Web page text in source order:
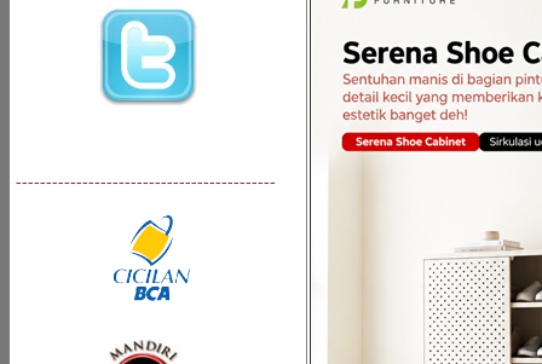
-------------------------------------------